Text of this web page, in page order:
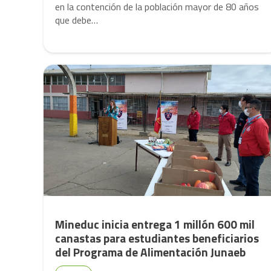
en la contención de la población mayor de 80 años
que debe…
Mineduc inicia entrega 1 millón 600 mil
canastas para estudiantes beneficiarios
del Programa de Alimentación Junaeb